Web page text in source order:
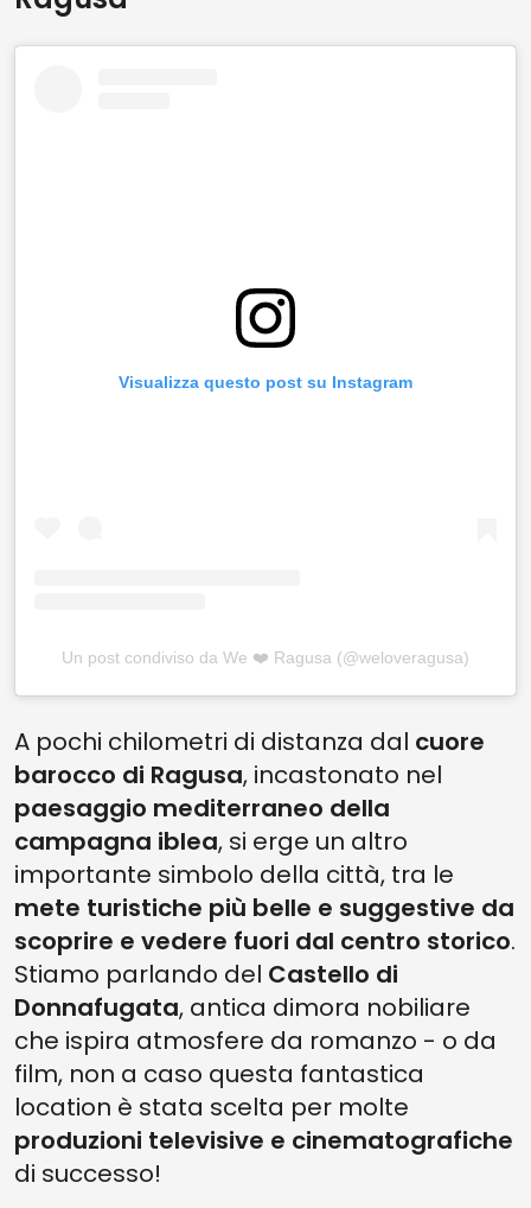
Visualizza questo post su Instagram
Un post condiviso da We ❤️ Ragusa (@weloveragusa)
A pochi chilometri di distanza dal cuore
barocco di Ragusa, incastonato nel
paesaggio mediterraneo della
campagna iblea, si erge un altro
importante simbolo della città, tra le
mete turistiche più belle e suggestive da
scoprire e vedere fuori dal centro storico.
Stiamo parlando del Castello di
Donnafugata, antica dimora nobiliare
che ispira atmosfere da romanzo - o da
film, non a caso questa fantastica
location è stata scelta per molte
produzioni televisive e cinematografiche
di successo!